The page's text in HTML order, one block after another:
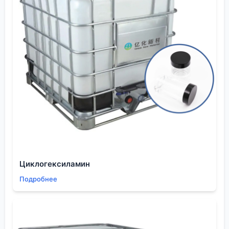
изомера, а использовать имеющуюся смесь для
синтеза производного, где положение метильной
группы не является критичным на следующем
этапе. Например, при глубоком окислении до
пиридиндикарбоновых кислот. Но это решение
требует от технолога глубокого понимания химии
всего процесса. Ошибка в оценке может привести
к тому, что выход целевого продукта упадёт в
Именно в таких ситуациях ценен опыт поставщика,
который видит не просто банку с реактивом, а
для электроники, как
Материалы, это подразумевает, что они могут дать
продуктов. Это то, что отличает просто продавца
Циклогексиламин
Подробнее